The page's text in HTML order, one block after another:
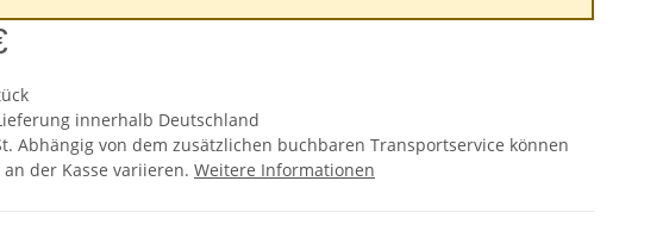
innerhalb Deutschland
Abhängig von dem zusätzlichen buchbaren Transportservice können
der Kasse variieren. Weitere Informationen